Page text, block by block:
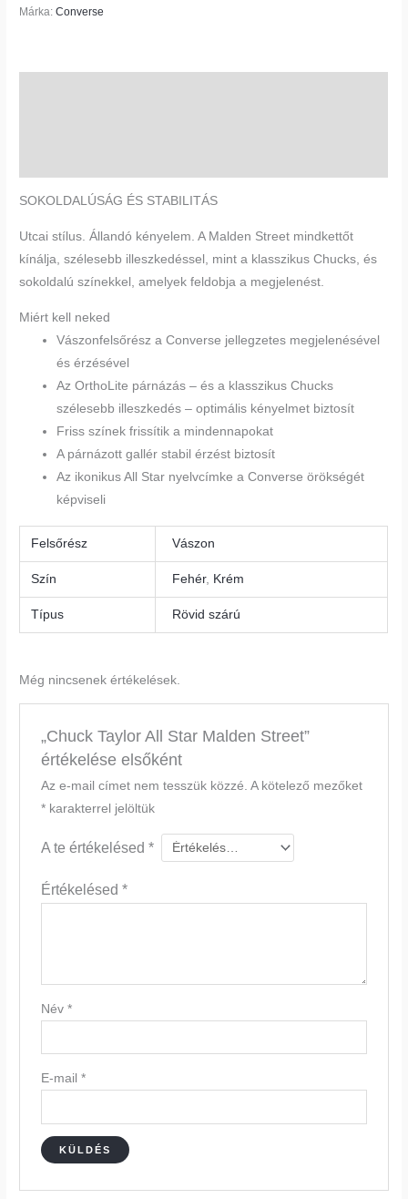
Márka:Converse
SOKOLDALÚSÁG ÉS STABILITÁS
Utcai stílus. Állandó kényelem. A Malden Street mindkettőt
kínálja, szélesebb illeszkedéssel, mint a klasszikus Chucks, és
sokoldalú színekkel, amelyek feldobja a megjelenést.
Miért kell neked
Vászonfelsőrész a Converse jellegzetes megjelenésével
és érzésével
Az OrthoLite párnázás – és a klasszikus Chucks
szélesebb illeszkedés – optimális kényelmet biztosít
Friss színek frissítik a mindennapokat
A párnázott gallér stabil érzést biztosít
Az ikonikus All Star nyelvcímke a Converse örökségét
képviseli
Felsőrész Vászon
Szín Fehér, Krém
Típus Rövid szárú
Még nincsenek értékelések.
„Chuck Taylor All Star Malden Street”
értékelése elsőként
Az e-mail címet nem tesszük közzé. A kötelező mezőket
*karakterrel jelöltük
A te értékelésed *
Értékelésed *
Név *
E-mail *